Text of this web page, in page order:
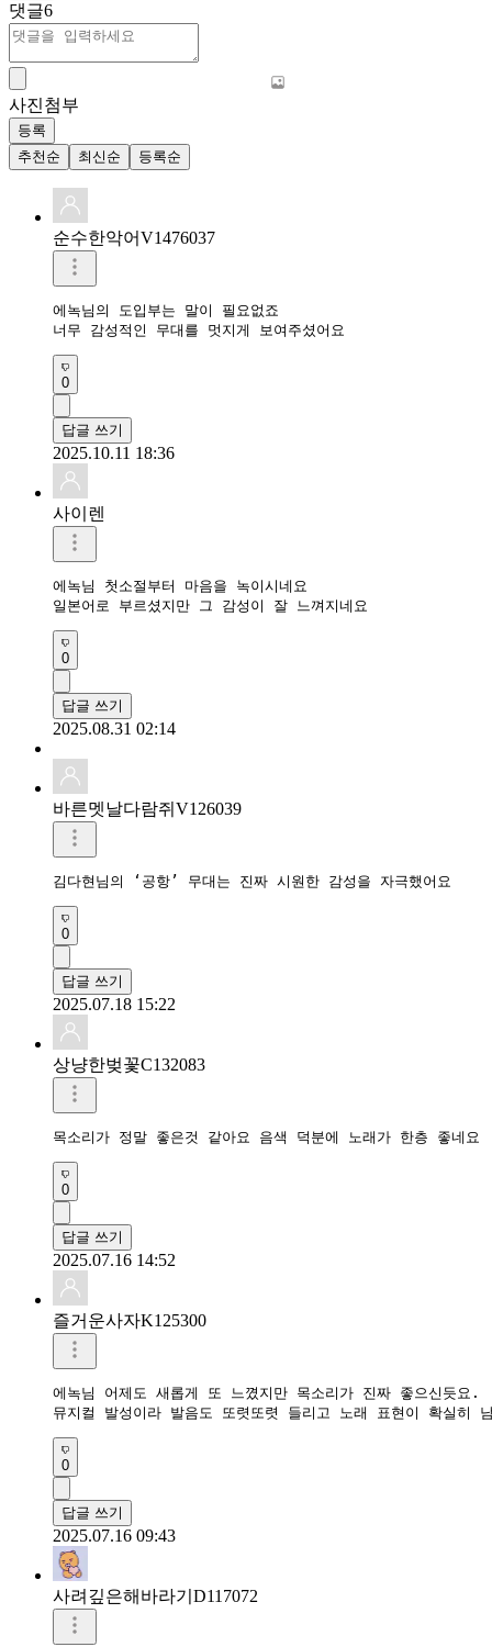
댓글6
사진첨부
등록
추천순
최신순 등록순
순수한악어V1476037
에녹님의 도입부는 말이 필요없죠
너무 감성적인 무대를 멋지게 보여주셨어요
0
답글 쓰기
2025.10.11 18:36
사이렌
에녹님 첫소절부터 마음을 녹이시네요
일본어로 부르셨지만 그 감성이 잘 느껴지네요
0
답글 쓰기
2025.08.31 02:14
바른멧날다람쥐V126039
0
답글 쓰기
2025.07.18 15:22
상냥한벚꽃C132083
목소리가 정말 좋은것 같아요 음색 덕분에 노래가 한층 좋네요
0
답글 쓰기
2025.07.16 14:52
즐거운사자K125300
에녹님 어제도 새롭게 또 느꼈지만 목소리가 진짜 좋으신듯요.
뮤지컬 발성이라 발음도 또렷또렷 들리고 노래 표현이 확실히
0
답글 쓰기
2025.07.16 09:43
사려깊은해바라기D117072